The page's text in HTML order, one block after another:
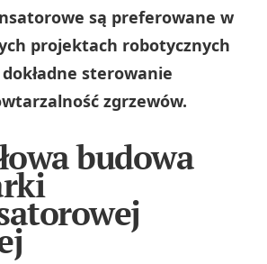
są preferowane w
projektach robotycznych
sterowanie
zgrzewów.
budowa